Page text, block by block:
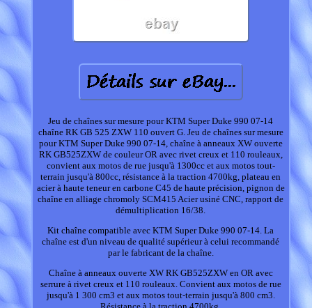
Jeu de chaînes sur mesure pour KTM Super Duke 990 07-14
chaîne RK GB 525 ZXW 110 ouvert G. Jeu de chaînes sur mesure
pour KTM Super Duke 990 07-14, chaîne à anneaux XW ouverte
RK GB525ZXW de couleur OR avec rivet creux et 110 rouleaux,
convient aux motos de rue jusqu'à 1300cc et aux motos tout-
terrain jusqu'à 800cc, résistance à la traction 4700kg, plateau en
acier à haute teneur en carbone C45 de haute précision, pignon de
chaîne en alliage chromoly SCM415 Acier usiné CNC, rapport de
démultiplication 16/38.
Kit chaîne compatible avec KTM Super Duke 990 07-14. La
chaîne est d'un niveau de qualité supérieur à celui recommandé
par le fabricant de la chaîne.
Chaîne à anneaux ouverte XW RK GB525ZXW en OR avec
serrure à rivet creux et 110 rouleaux. Convient aux motos de rue
jusqu'à 1 300 cm3 et aux motos tout-terrain jusqu'à 800 cm3.